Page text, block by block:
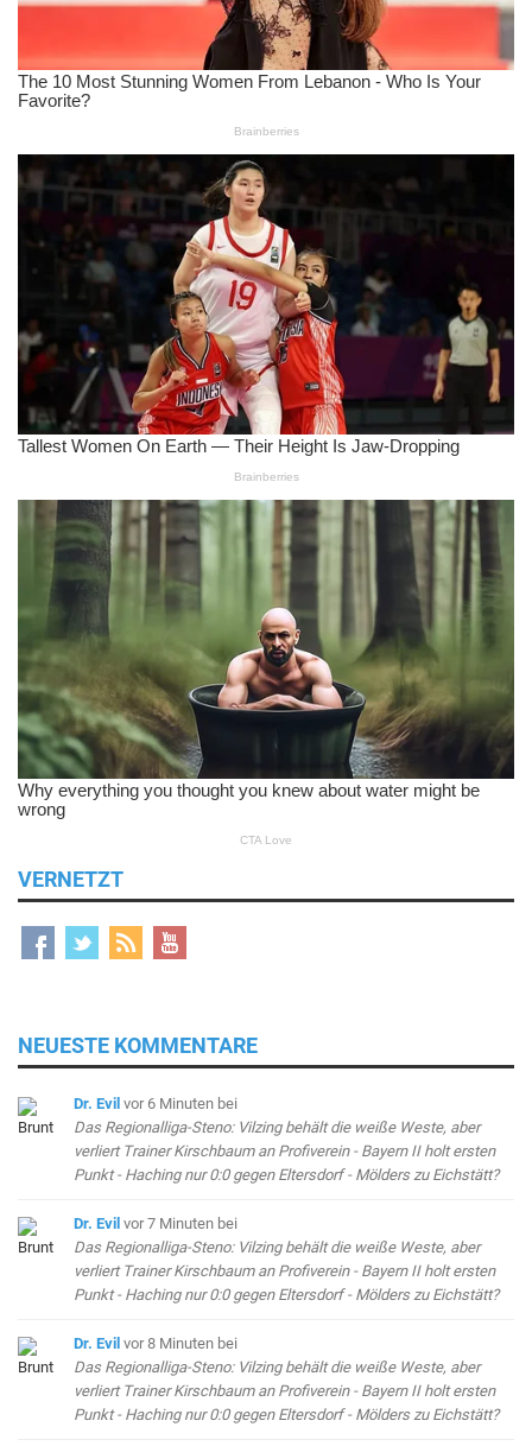
VERNETZT
NEUESTE KOMMENTARE
Dr. Evil vor 6 Minuten bei
Das Regionalliga-Steno: Vilzing behält die weiße Weste, aber
verliert Trainer Kirschbaum an Profiverein - Bayern II holt ersten
Punkt - Haching nur 0:0 gegen Eltersdorf - Mölders zu Eichstätt?
Dr. Evil vor 7 Minuten bei
Das Regionalliga-Steno: Vilzing behält die weiße Weste, aber
verliert Trainer Kirschbaum an Profiverein - Bayern II holt ersten
Punkt - Haching nur 0:0 gegen Eltersdorf - Mölders zu Eichstätt?
Dr. Evil vor 8 Minuten bei
Das Regionalliga-Steno: Vilzing behält die weiße Weste, aber
verliert Trainer Kirschbaum an Profiverein - Bayern II holt ersten
Punkt - Haching nur 0:0 gegen Eltersdorf - Mölders zu Eichstätt?